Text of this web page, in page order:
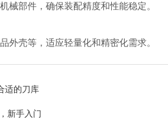
部件，确保装配精度和性能稳定。
壳等，适应轻量化和精密化需求。
适的刀库
新手入门